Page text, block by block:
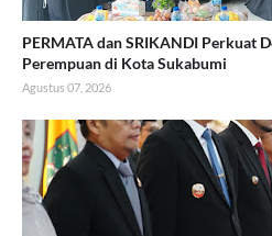
PERMATA dan SRIKANDI Perkuat
Perempuan di Kota Sukabumi
Agustus 07, 2026